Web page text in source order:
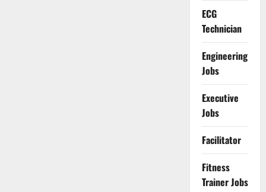
ECG
Technician
Engineering
Jobs
Executive
Jobs
Facilitator
Fitness
Trainer Jobs